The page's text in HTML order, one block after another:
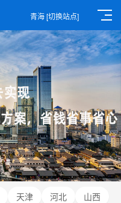
青海[切换站点]
天津 河北
山西